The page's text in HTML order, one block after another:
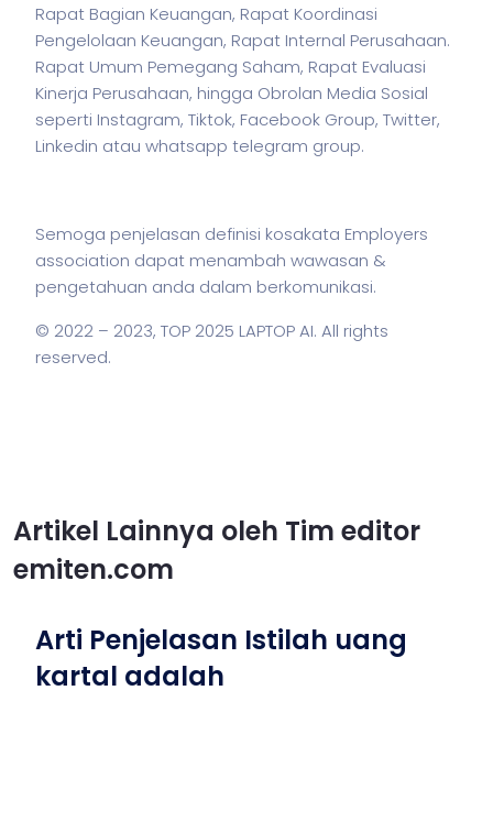
Rapat Bagian Keuangan, Rapat Koordinasi
Pengelolaan Keuangan, Rapat Internal Perusahaan.
Rapat Umum Pemegang Saham, Rapat Evaluasi
Kinerja Perusahaan, hingga Obrolan Media Sosial
seperti Instagram, Tiktok, Facebook Group, Twitter,
Linkedin atau whatsapp telegram group.
Semoga penjelasan definisi kosakata Employers
association dapat menambah wawasan &
pengetahuan anda dalam berkomunikasi.
© 2022 – 2023, TOP 2025 LAPTOP AI. All rights
reserved.
Artikel Lainnya oleh Tim editor
emiten.com
Arti Penjelasan Istilah uang
kartal adalah